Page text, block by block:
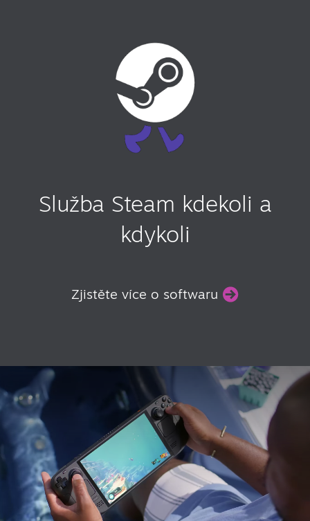
Služba Steam kdekoli a
kdykoli
Zjistěte více o softwaru